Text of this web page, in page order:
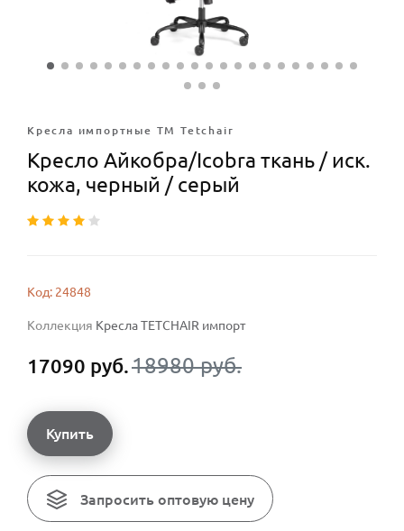
Кресла импортные ТМ Tetchair
Кресло Айкобра/Icobra ткань / иск.
кожа, черный / серый
Код: 24848
Коллекция Кресла TETCHAIR импорт
17090 руб.18980 руб.
Купить
Запросить оптовую цену